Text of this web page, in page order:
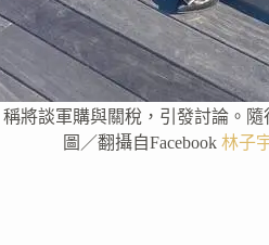
將談軍購與關稅，引發討論。
圖／翻攝自Facebook林子